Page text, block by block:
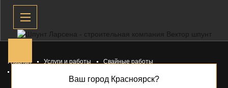
Главная Услуги и работы
Свайные работы
Ваш город Красноярск?